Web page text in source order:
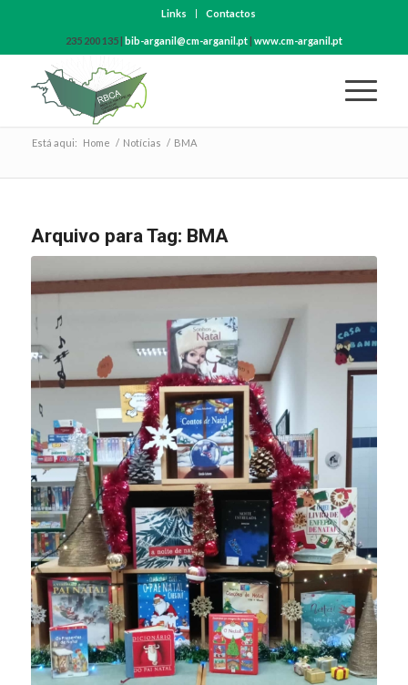
Links Contactos
235 200 135 | bib-arganil@cm-arganil.pt| www.cm-arganil.pt
Está aqui: Home / Notícias / BMA
Arquivo para Tag: BMA